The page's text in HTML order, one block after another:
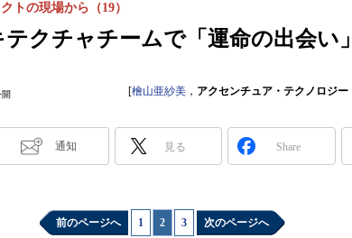
クチャチームで「運命の出会い」
トの現場から（19）
開 [檜山亜紗美 ， アクセンチュア・テクノロジ
通知 見る Share
前のページへ 1 2 3 次のページへ